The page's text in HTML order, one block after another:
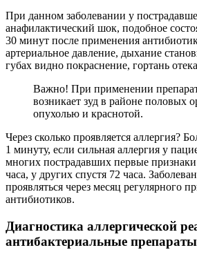
При данном заболевании у
анафилактический шок, подобное
30 минут после применения
артериальное давление, дыхание
губах видно покраснение, гортань
Важно! При применении
возникает зуд в районе половых
опухолью и краснотой.
Через сколько проявляется аллергия?
1 минуту, если сильная аллергия у
многих пострадавших первые признаки
часа, у других спустя 72 часа.
проявляться через месяц регулярного
антибиотиков.
Диагностика аллергической
антибактериальные препараты